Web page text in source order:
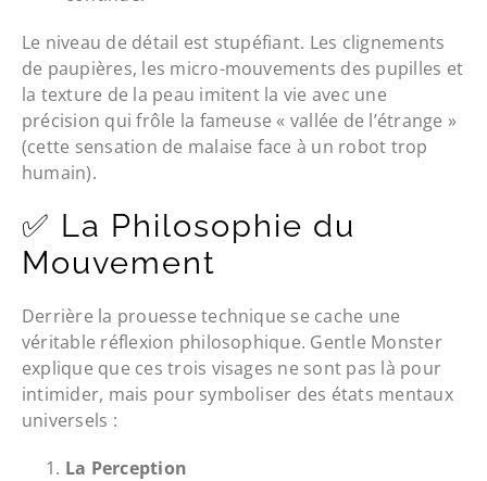
Le niveau de détail est stupéfiant. Les clignements
de paupières, les micro-mouvements des pupilles et
la texture de la peau imitent la vie avec une
précision qui frôle la fameuse « vallée de l’étrange »
(cette sensation de malaise face à un robot trop
humain).
✅ La Philosophie du
Mouvement
Derrière la prouesse technique se cache une
véritable réflexion philosophique. Gentle Monster
explique que ces trois visages ne sont pas là pour
intimider, mais pour symboliser des états mentaux
universels :
La Perception